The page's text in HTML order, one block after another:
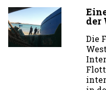
der
Die